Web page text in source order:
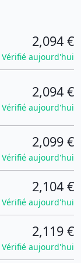
2,094 €
Vérifié aujourd'hui
2,094 €
Vérifié aujourd'hui
2,099 €
Vérifié aujourd'hui
2,104 €
Vérifié aujourd'hui
2,119 €
Vérifié aujourd'hui